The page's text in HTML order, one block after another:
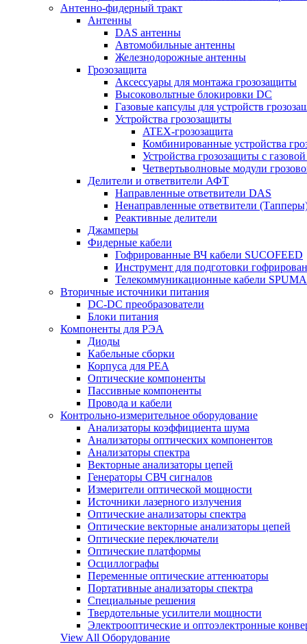
Антенно-фидерный тракт
Антенны
DAS антенны
Автомобильные антенны
Железнодорожные антенны
Грозозащита
Аксессуары для монтажа грозозащиты
Высоковольтные блокировки DC
Газовые капсулы для устройств
Устройства грозозащиты
ATEX-грозозащита
Комбинированные устройства
Устройства грозозащиты с
Четвертьволновые модули
Делители и ответвители АФТ
Направленные ответвители DAS
Ненаправленные ответвители
Реактивные делители
Джамперы
Фидерные кабели
Гофрированные ВЧ кабели SUCOFEED
Инструмент для подготовки
Телекоммуникационные кабели SPUMA
Вторичные источники питания
DC-DC преобразователи
Блоки питания
Компоненты для РЭА
Диоды
Кабельные сборки
Корпуса для РЕА
Оптические компоненты
Пассивные компоненты
Провода и кабели
Контрольно-измерительное оборудование
Анализаторы коэффициента шума
Анализаторы оптических компонентов
Анализаторы спектра
Векторные анализаторы цепей
Генераторы СВЧ сигналов
Измерители оптической мощности
Источники лазерного излучения
Оптические анализаторы спектра
Оптические векторные анализаторы цепей
Оптические переключатели
Оптические платформы
Осциллографы
Переменные оптические аттенюаторы
Портативные анализаторы спектра
Специальные решения
Твердотельные усилители мощности
Электрооптические и оптоэлектронные
View All Оборудование